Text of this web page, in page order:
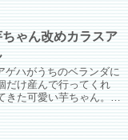
ゃん改めカラスア
ゲハがうちのベランダに
だけ産んで行ってくれ
きた可愛い芋ちゃん。ベ
んだけど、タイミング悪